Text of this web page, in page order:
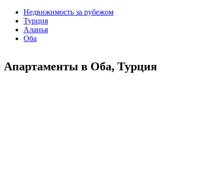
Недвижимость за рубежом
Турция
Аланья
Оба
Апартаменты в Оба, Турция